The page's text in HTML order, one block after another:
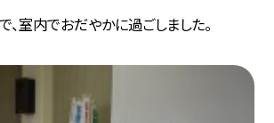
、室内でおだやかに過ごしました。